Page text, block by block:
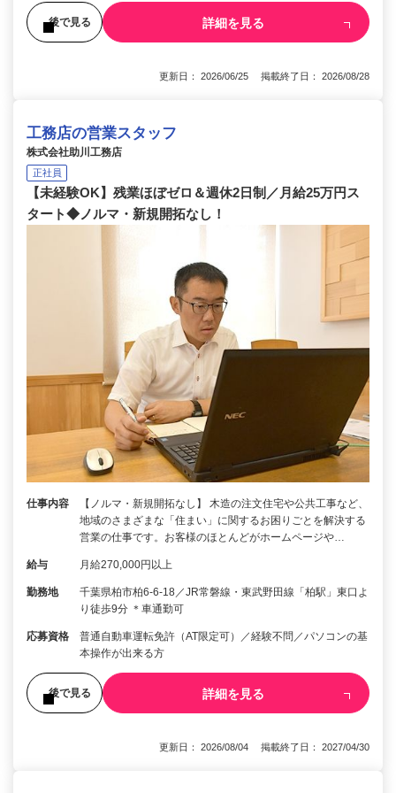
後で見る 詳細を見る
更新日： 2026/06/25 掲載終了日： 2026/08/28
工務店の営業スタッフ
株式会社助川工務店
正社員
【未経験OK】残業ほぼゼロ＆週休2日制／月給25万円ス
タート◆ノルマ・新規開拓なし！
仕事内容
【ノルマ・新規開拓なし】 木造の注文住宅や公共工事など、
地域のさまざまな「住まい」に関するお困りごとを解決する
営業の仕事です。お客様のほとんどがホームページや…
給与 月給270,000円以上
勤務地
千葉県柏市柏6-6-18／JR常磐線・東武野田線「柏駅」東口よ
り徒歩9分 ＊車通勤可
応募資格
普通自動車運転免許（AT限定可）／経験不問／パソコンの基
本操作が出来る方
後で見る 詳細を見る
更新日： 2026/08/04 掲載終了日： 2027/04/30